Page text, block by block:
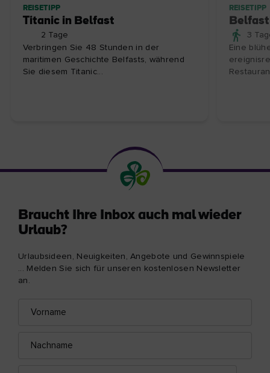
REISETIPP
Titanic in Belfast
2 Tage
Verbringen Sie 48 Stunden in der
maritimen Geschichte Belfasts, während
Sie diesem Titanic...
REISETIPP
Belfast
3
Eine
Braucht Ihre Inbox auch mal wieder
Urlaub?
Urlaubsideen, Neuigkeiten, Angebote und Gewinnspiele
... Melden Sie sich für unseren kostenlosen Newsletter
an.
Mail-